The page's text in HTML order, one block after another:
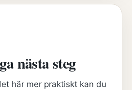
nästa steg
här mer praktiskt kan du